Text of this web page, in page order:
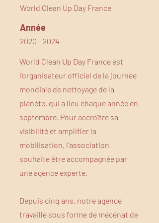
World Clean Up Day France
Année
2020 - 2024
World Clean Up Day France est
l'organisateur officiel de la journée
mondiale de nettoyage de la
planète, qui a lieu chaque année en
septembre. Pour accroître sa
visibilité et amplifier la
mobilisation, l'association
souhaite être accompagnée par
une agence experte.
Depuis cinq ans, notre agence
travaille sous forme de mécénat de